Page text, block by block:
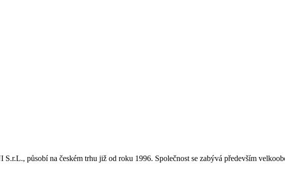
působí na českém trhu již od roku 1996. Společnost se zabývá především